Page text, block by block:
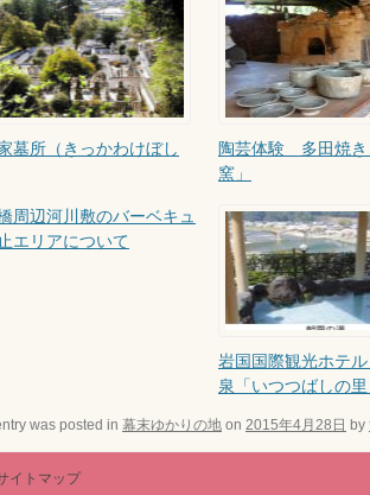
墓所（きっかわけぼし
陶芸体験 多田焼き
窯」
周辺河川敷のバーベキュ
エリアについて
岩国国際観光ホテ
泉「いつつばしの里
was posted in 幕末ゆかりの地 on 2015年4月28日 by
イトマップ